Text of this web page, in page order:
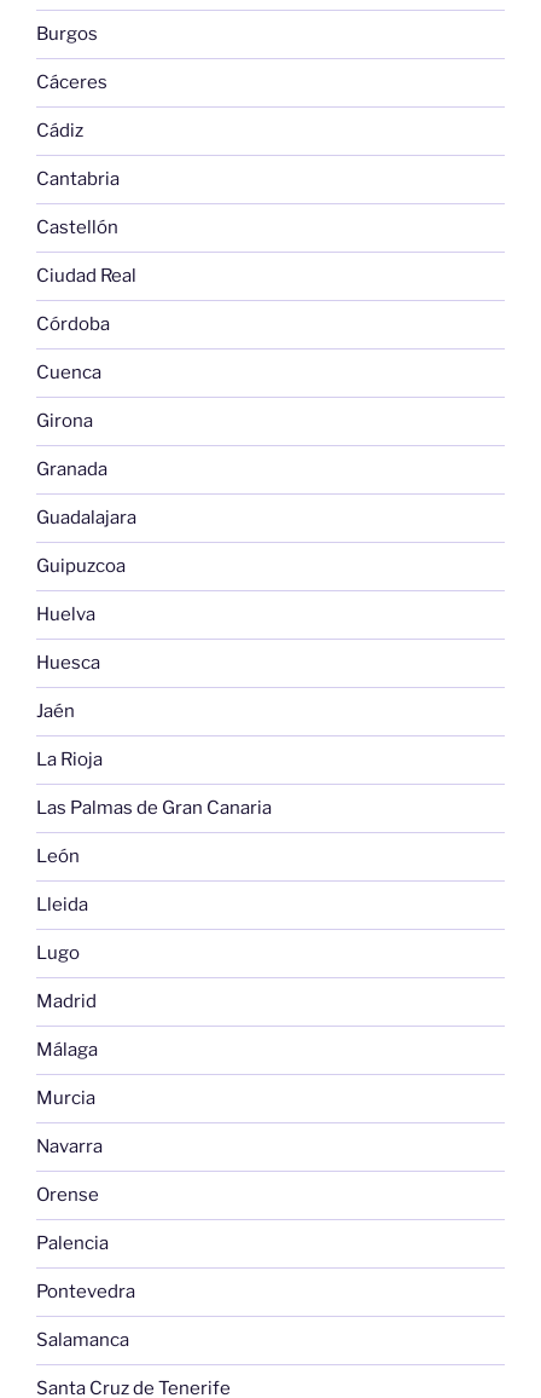
Burgos
Cáceres
Cádiz
Cantabria
Castellón
Ciudad Real
Córdoba
Cuenca
Girona
Granada
Guadalajara
Guipuzcoa
Huelva
Huesca
Jaén
La Rioja
Las Palmas de Gran Canaria
León
Lleida
Lugo
Madrid
Málaga
Murcia
Navarra
Orense
Palencia
Pontevedra
Salamanca
Santa Cruz de Tenerife